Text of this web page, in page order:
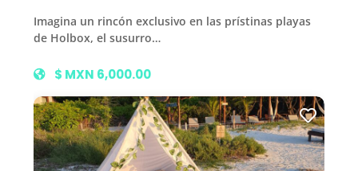
Imagina un rincón exclusivo en las prístinas playas
de Holbox, el susurro…
$ MXN 6,000.00